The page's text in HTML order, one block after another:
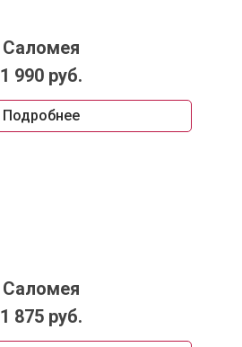
Саломея
1 990 руб.
Подробнее
Саломея
1 875 руб.